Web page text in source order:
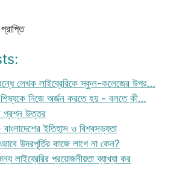
লেখক লাইব্রেরিকে স্কুল-কলেজের উপর…
শিষ্যকে নিজে অর্জন করতে হয় - বলতে কী…
প্রশ্ন উত্তর
ইতিহাস ও বিশ্বসভ্যতা
উদরপূর্তির কাজে লাগে না কেন?
লাইব্রেরির প্রয়োজনীয়তা ব্যাখ্যা কর